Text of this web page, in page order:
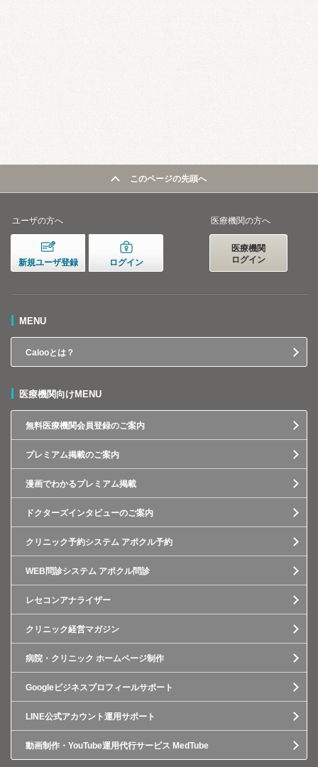
このページの先頭へ
ユーザの方へ
新規ユーザ登録 ログイン
医療機関の方へ
医療機関
ログイン
MENU
Calooとは？
医療機関向けMENU
無料医療機関会員登録のご案内
プレミアム掲載のご案内
漫画でわかるプレミアム掲載
ドクターズインタビューのご案内
クリニック予約システム アポクル予約
WEB問診システム アポクル問診
レセコンアナライザー
クリニック経営マガジン
病院・クリニック ホームページ制作
Googleビジネスプロフィールサポート
LINE公式アカウント運用サポート
動画制作・YouTube運用代行サービス MedTube